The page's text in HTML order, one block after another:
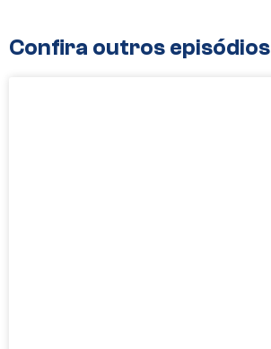
Confira outros episódios